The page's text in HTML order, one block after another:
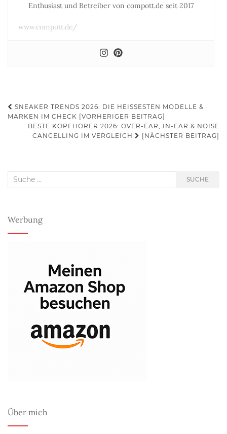
Enthusiast und Betreiber von compott.de seit 2017
www.compott.de/
Beitrags-
Navigation
SNEAKER TRENDS 2026: DIE HEISSESTEN MODELLE & M
ARKEN IM CHECK [VORHERIGER BEITRAG]
BESTE KOPFHÖRER 2026: OVER-EAR, IN-EAR & NOISE
CANCELLING IM VERGLEICH
[NÄCHSTER BEITRAG]
Suche
SUCHE
Werbung
Über mich